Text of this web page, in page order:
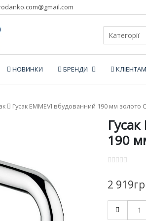
НОВИНКИ БРЕНДИ КЛІЕНТАМ
Гусак EMMEVI вбудованний 190 мм золото
190
2 919